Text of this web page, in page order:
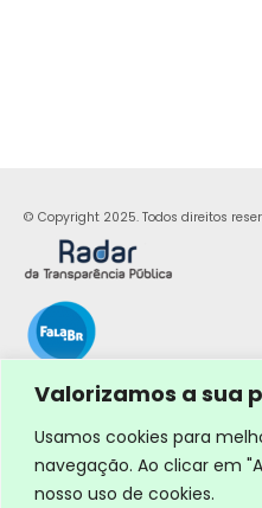
Valorizamos a sua
Usamos cookies para
navegação. Ao clicar em
nosso uso de cookies.
© Copyright 2025. Todos direitos